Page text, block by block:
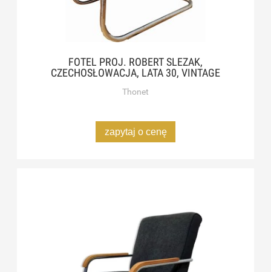
FOTEL PROJ. ROBERT SLEZAK,
CZECHOSŁOWACJA, LATA 30, VINTAGE
Thonet
zapytaj o cenę